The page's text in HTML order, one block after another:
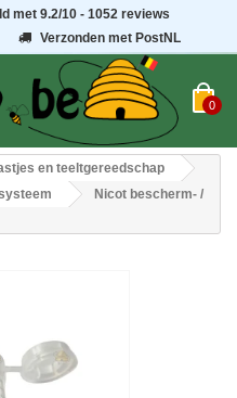
met9.2/10 - 1052 reviews
Verzonden met PostNL
0
en teeltgereedschap
Nicot bescherm- /